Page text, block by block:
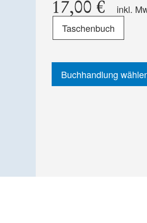
17,00 €
inkl.
Taschenbuch
Buchhandlung